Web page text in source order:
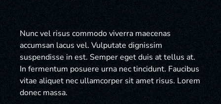
Nunc vel risus commodo viverra maecenas
accumsan lacus vel. Vulputate dignissim
suspendisse in est. Semper eget duis at tellus at.
In fermentum posuere urna nec tincidunt. Faucibus
vitae aliquet nec ullamcorper sit amet risus. Lorem
donec massa.